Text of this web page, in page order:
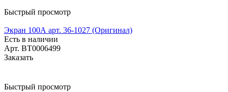
Быстрый просмотр
Экран 100А арт. 36-1027 (Оригинал)
Есть в наличии
Арт. BT0006499
Заказать
Быстрый просмотр